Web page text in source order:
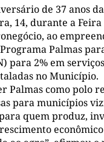
de 37 anos
14, durante a
ao
Palmas
para 2% em
no Município.
Palmas como polo
para municípios
quem produz,